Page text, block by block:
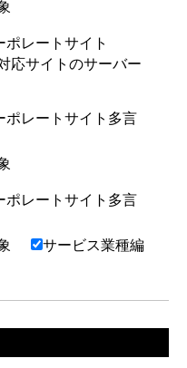
レートサイト
応サイトのサーバー
ポレートサイト多言
ポレートサイト多言
サービス業種編